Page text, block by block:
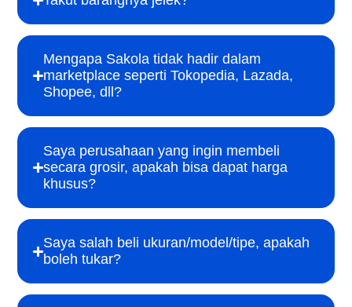
Mengapa Sakola tidak hadir dalam
marketplace seperti Tokopedia, Lazada,
Shopee, dll?
Saya perusahaan yang ingin membeli
secara grosir, apakah bisa dapat harga
khusus?
Saya salah beli ukuran/model/tipe, apakah
boleh tukar?